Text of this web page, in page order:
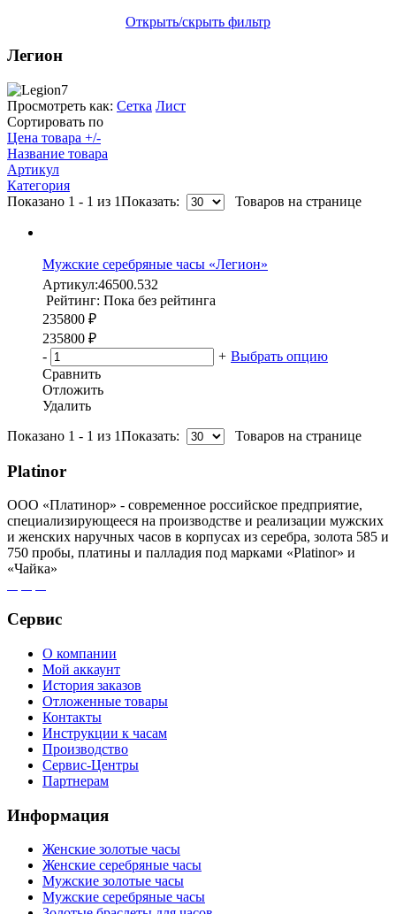
Открыть/скрыть фильтр
Легион
Просмотреть как: Сетка Лист
Сортировать по
Цена товара +/-
Название товара
Артикул
Категория
Показано 1 - 1 из 1Показать: Товаров на странице
Мужские серебряные часы «Легион»
Артикул:46500.532
Рейтинг: Пока без рейтинга
235800 ₽
235800 ₽
-
+ Выбрать опцию
Сравнить
Отложить
Удалить
Показано 1 - 1 из 1Показать: Товаров на странице
Platinor
ООО «Платинор» - современное российское предприятие,
специализирующееся на производстве и реализации мужских
и женских наручных часов в корпусах из серебра, золота 585 и
750 пробы, платины и палладия под марками «Platinor» и
«Чайка»
Сервис
О компании
Мой аккаунт
История заказов
Отложенные товары
Контакты
Инструкции к часам
Производство
Сервис-Центры
Партнерам
Информация
Женские золотые часы
Женские серебряные часы
Мужские золотые часы
Мужские серебряные часы